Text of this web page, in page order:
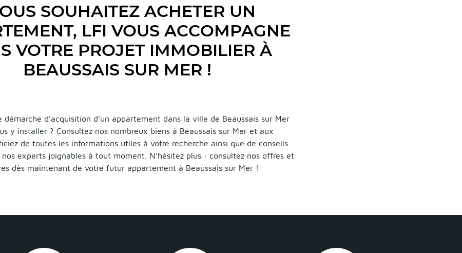
SOUHAITEZ ACHETER UN
LFI VOUS ACCOMPAGNE
VOTRE PROJET IMMOBILIER À
BEAUSSAIS SUR MER !
démarche d’acquisition d’un appartement dans la ville de Beaussais sur Mer
y installer ? Consultez nos nombreux biens à Beaussais sur Mer et aux
de toutes les informations utiles à votre recherche ainsi que de conseils
nos experts joignables à tout moment. N’hésitez plus : consultez nos offres et
dès maintenant de votre futur appartement à Beaussais sur Mer !